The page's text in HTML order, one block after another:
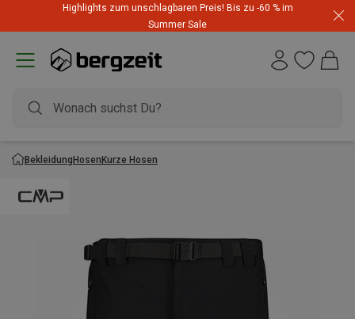
Highlights zum unschlagbaren Preis! Bis zu -60 % im
Summer Sale
BekleidungHosenKurze Hosen